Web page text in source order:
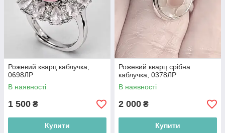
Рожевий кварц каблучка,
0698ЛР
В наявності
1 500 ₴
Купити
Рожевий кварц срібна
каблучка, 0378ЛР
В наявності
2 000 ₴
Купити